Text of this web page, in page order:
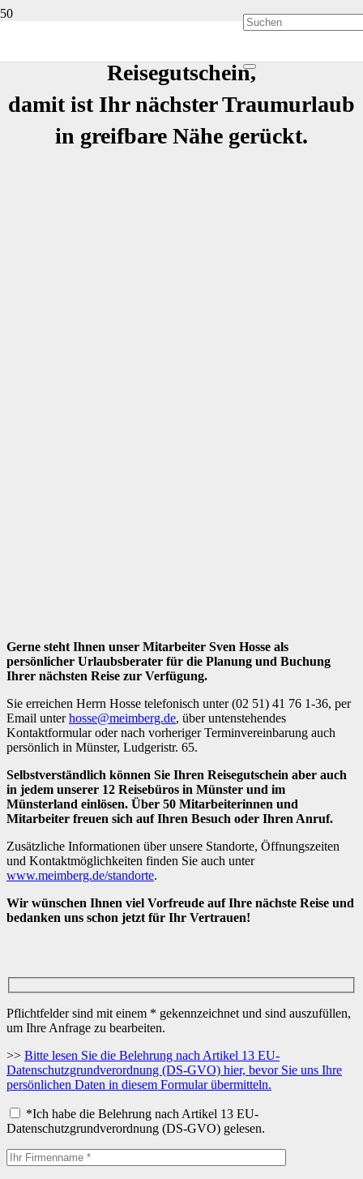
Reisegutschein,
damit ist Ihr nächster Traumurlaub
in greifbare Nähe gerückt.
Gerne steht Ihnen unser Mitarbeiter Sven Hosse als
persönlicher Urlaubsberater für die Planung und Buchung
Ihrer nächsten Reise zur Verfügung.
Sie erreichen Herrn Hosse telefonisch unter (02 51) 41 76 1-36, per
Email unterhosse@meimberg.de, über untenstehendes
Kontaktformular oder nach vorheriger Terminvereinbarung auch
persönlich in Münster, Ludgeristr. 65.
Selbstverständlich können Sie Ihren Reisegutschein aber auch
in jedem unserer 12 Reisebüros in Münster und im
Münsterland einlösen. Über 50 Mitarbeiterinnen und
Mitarbeiter freuen sich auf Ihren Besuch oder Ihren Anruf.
Zusätzliche Informationen über unsere Standorte, Öffnungszeiten
und Kontaktmöglichkeiten finden Sie auch unter
www.meimberg.de/standorte.
Wir wünschen Ihnen viel Vorfreude auf Ihre nächste Reise und
bedanken uns schon jetzt für Ihr Vertrauen!
Pflichtfelder sind mit einem * gekennzeichnet und sind auszufüllen,
um Ihre Anfrage zu bearbeiten.
>> Bitte lesen Sie die Belehrung nach Artikel 13 EU-
Datenschutzgrundverordnung (DS-GVO) hier, bevor Sie uns Ihre
persönlichen Daten in diesem Formular übermitteln.
*Ich habe die Belehrung nach Artikel 13 EU-
Datenschutzgrundverordnung (DS-GVO) gelesen.